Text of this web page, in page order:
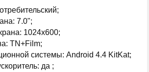
7.0";
1024x600;
TN+Film;
системы: Android 4.4 KitKat;
да ;